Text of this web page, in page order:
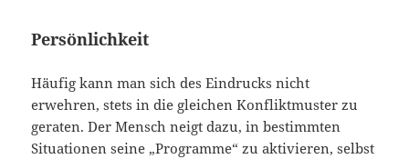
Persönlichkeit
Häufig kann man sich des Eindrucks nicht
erwehren, stets in die gleichen Konfliktmuster zu
geraten. Der Mensch neigt dazu, in bestimmten
Situationen seine „Programme“ zu aktivieren, selbst